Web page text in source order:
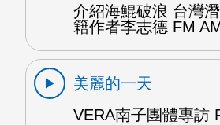
介紹海鯤破浪 台灣
籍作者李志德 FM
美麗的一天
VERA南子團體專訪